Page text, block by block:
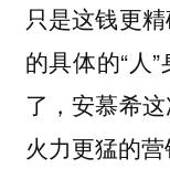
只是这钱更
的具体的“人
了，安慕希
火力更猛的营